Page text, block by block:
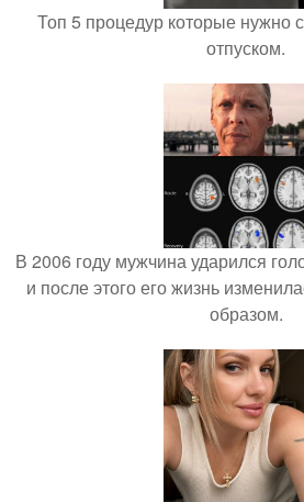
Топ 5 процедур которые нужно
отпуском.
В 2006 году мужчина ударился
и после этого его жизнь
образом.